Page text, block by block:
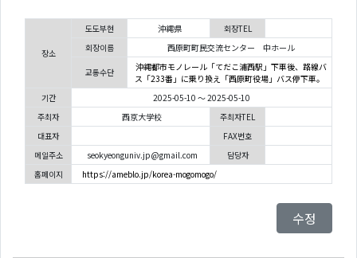
장소
도도부현 沖縄県
회장TEL
회장이름
西原町町民交流センター 中ホール
교통수단
沖縄都市モノレール「てだこ浦西駅」下車後、路線バ
ス「233番」に乗り換え「西原町役場」バス停下車。
기간
2025-05-10 ～ 2025-05-10
주최자
西京大学校
주최자TEL
대표자
FAX번호
메일주소
seokyeonguniv.jp@gmail.com
담당자
홈페이지
https://ameblo.jp/korea-mogomogo/
수정